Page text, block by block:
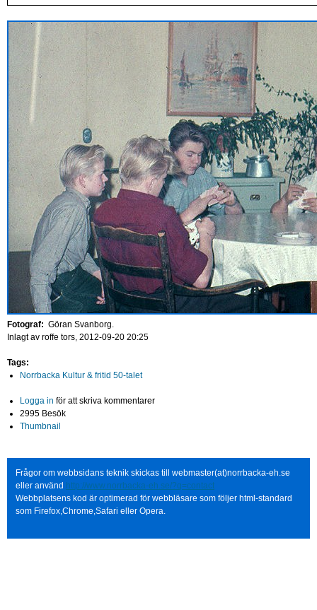
Fotograf: Göran Svanborg.
Inlagt av roffe tors, 2012-09-20 20:25
Tags:
Norrbacka Kultur & fritid 50-talet
Logga in för att skriva kommentarer
2995 Besök
Thumbnail
Frågor om webbsidans teknik skickas till webmaster(at)norrbacka-eh.se
eller använd http://www.norrbacka-eh.se/?q=contact
Webbplatsens kod är optimerad för webbläsare som följer html-standard
som Firefox,Chrome,Safari eller Opera.